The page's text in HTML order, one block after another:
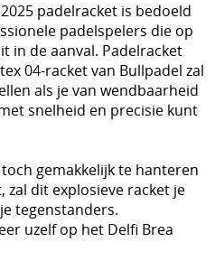
padelracket is bedoeld
padelspelers die op
in de aanval. Padelracket
04-racket van Bullpadel zal
als je van wendbaarheid
snelheid en precisie kunt
gemakkelijk te hanteren
zal dit explosieve racket je
tegenstanders.
uzelf op het Delfi Brea